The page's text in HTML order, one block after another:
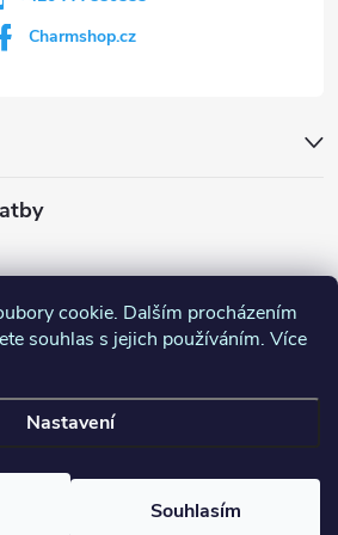
cookie. Dalším procházením
souhlas s jejich používáním. Více
Nastavení
Souhlasím
Charmshop.cz
nastavení cookies